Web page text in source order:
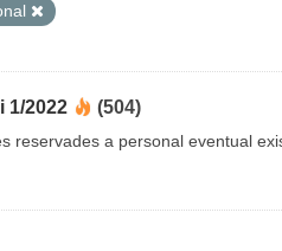
1/2022 (504)
reservades a personal eventual